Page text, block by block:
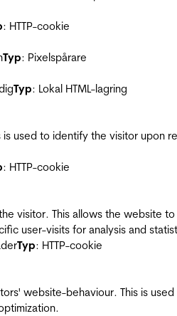
: HTTP-cookie
Typ: Pixelspårare
Typ: Lokal HTML-lagring
is used to identify the visitor upon
: HTTP-cookie
visitor. This allows the website to
user-visits for analysis and
Typ: HTTP-cookie
website-behaviour. This is